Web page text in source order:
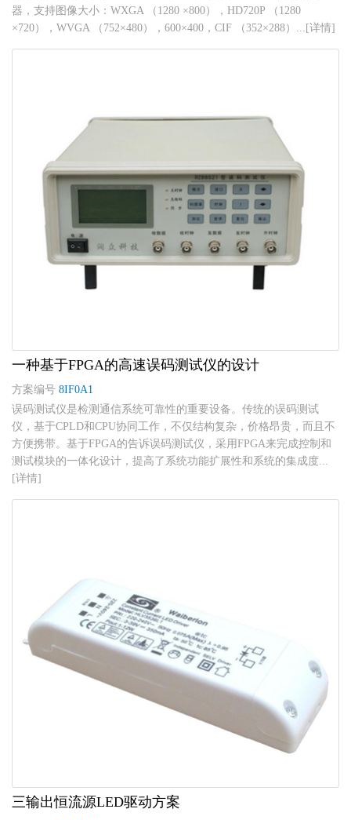
器，支持图像大小：WXGA （1280 ×800），HD720P （1280
×720），WVGA （752×480），600×400，CIF （352×288）...[详情]
一种基于FPGA的高速误码测试仪的设计
方案编号 8IF0A1
误码测试仪是检测通信系统可靠性的重要设备。传统的误码测试
仪，基于CPLD和CPU协同工作，不仅结构复杂，价格昂贵，而且不
方便携带。基于FPGA的告诉误码测试仪，采用FPGA来完成控制和
测试模块的一体化设计，提高了系统功能扩展性和系统的集成度...
[详情]
三输出恒流源LED驱动方案